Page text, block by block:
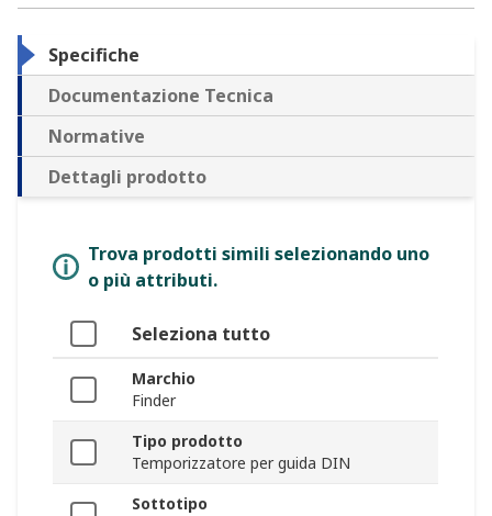
Specifiche
Documentazione Tecnica
Normative
Dettagli prodotto
Trova prodotti simili selezionando uno
o più attributi.
Seleziona tutto
Marchio
Finder
Tipo prodotto
Temporizzatore per guida DIN
Sottotipo